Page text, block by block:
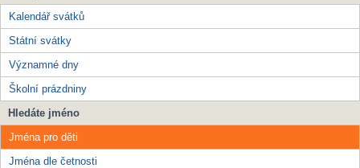
Kalendář svátků
Státní svátky
Významné dny
Školní prázdniny
Hledáte jméno
Jména pro děti
Jména dle četnosti